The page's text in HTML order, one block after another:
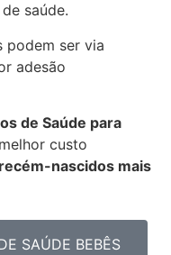
saúde.
podem ser via
adesão
de Saúde para
custo
nascidos mais
SAÚDE BEBÊS